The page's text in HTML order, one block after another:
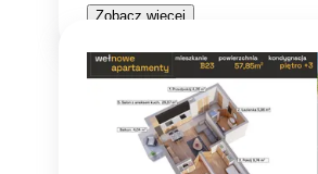
Zobacz więcej